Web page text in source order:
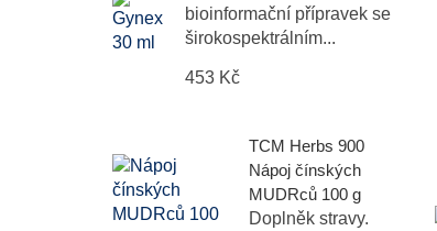
bioinformační přípravek se
širokospektrálním...
453 Kč
TCM Herbs 900
Nápoj čínských
MUDRců 100 g
Doplněk stravy.